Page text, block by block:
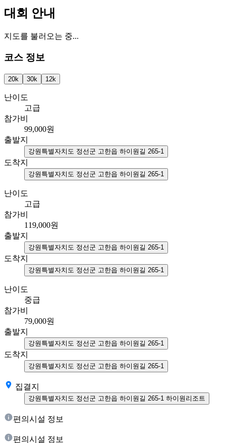
대회 안내
지도를 불러오는 중...
코스 정보
20k 30k 12k
난이도
고급
참가비
99,000원
출발지
강원특별자치도 정선군 고한읍 하이원길 265-1
도착지
강원특별자치도 정선군 고한읍 하이원길 265-1
난이도
고급
참가비
119,000원
출발지
강원특별자치도 정선군 고한읍 하이원길 265-1
도착지
강원특별자치도 정선군 고한읍 하이원길 265-1
난이도
중급
참가비
79,000원
출발지
강원특별자치도 정선군 고한읍 하이원길 265-1
도착지
강원특별자치도 정선군 고한읍 하이원길 265-1
집결지
강원특별자치도 정선군 고한읍 하이원길 265-1 하이원리조트
편의시설 정보
편의시설 정보